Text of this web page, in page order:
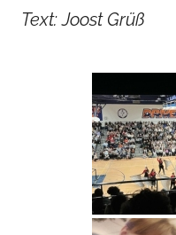
Text: Joost Grüß